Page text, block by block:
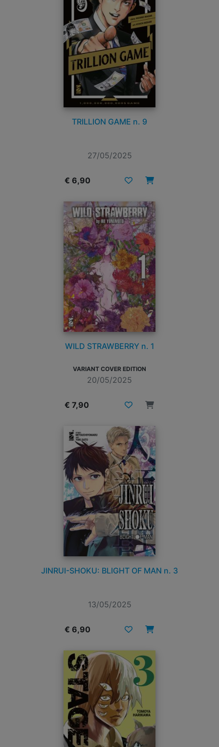
TRILLION GAME n. 9
27/05/2025
€ 6,90
WILD STRAWBERRY n. 1
VARIANT COVER EDITION
20/05/2025
€ 7,90
JINRUI-SHOKU: BLIGHT OF MAN n. 3
13/05/2025
€ 6,90